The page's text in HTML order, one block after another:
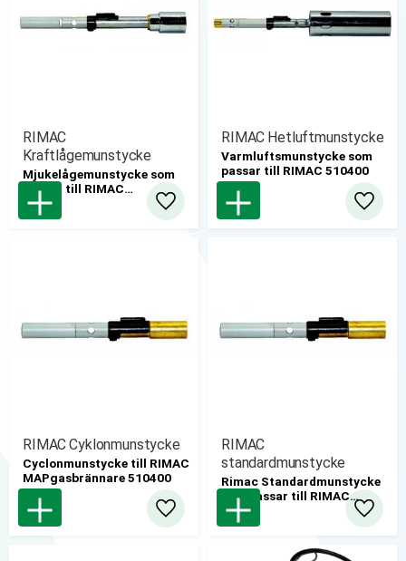
RIMAC
Kraftlågemunstycke
Mjukelågemunstycke som
passar till RIMAC
Mapgaskit 510400
Lägg till i favoriter
RIMAC Hetluftmunstycke
Varmluftsmunstycke som
passar till RIMAC 510400
Lägg
RIMAC Cyklonmunstycke
Cyclonmunstycke till RIMAC
MAPgasbrännare 510400
Lägg till i favoriter
RIMAC
standardmunstycke
Rimac Standardmunstycke
som passar till RIMAC
MAPgasbrännare 510400Lägg